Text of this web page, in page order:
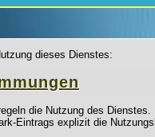
dieses Dienstes:
die Nutzung des
Eintrags explizit die